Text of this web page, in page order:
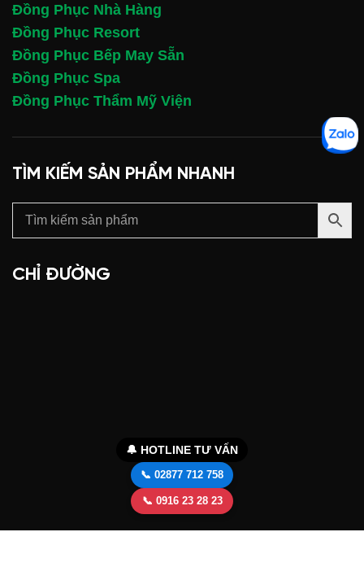
Đồng Phục Nhà Hàng
Đồng Phục Resort
Đồng Phục Bếp May Sẵn
Đồng Phục Spa
Đồng Phục Thẩm Mỹ Viện
TÌM KIẾM SẢN PHẨM NHANH
CHỈ ĐƯỜNG
🔔 HOTLINE TƯ VẤN
📞 02877 712 758
📞 0916 23 28 23